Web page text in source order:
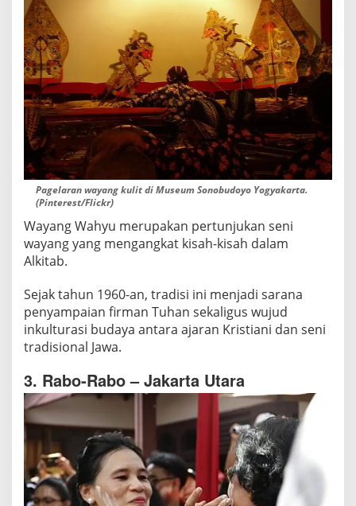
Pagelaran wayang kulit di Museum Sonobudoyo Yogyakarta.
(Pinterest/Flickr)
Wayang Wahyu merupakan pertunjukan seni
wayang yang mengangkat kisah-kisah dalam
Alkitab.
Sejak tahun 1960-an, tradisi ini menjadi sarana
penyampaian firman Tuhan sekaligus wujud
inkulturasi budaya antara ajaran Kristiani dan seni
tradisional Jawa.
3. Rabo-Rabo – Jakarta Utara